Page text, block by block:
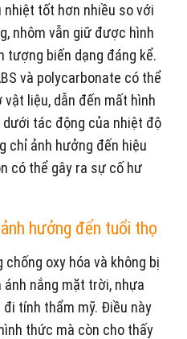
nhiệt tốt hơn nhiều so với
nhôm vẫn giữ được hình
tượng biến dạng đáng kể.
và polycarbonate có thể
liệu, dẫn đến mất hình
tác động của nhiệt độ
chỉ ảnh hưởng đến hiệu
có thể gây ra sự cố hư
hưởng đến tuổi thọ
oxy hóa và không bị
nắng mặt trời, nhựa
tính thẩm mỹ. Điều này
thức mà còn cho thấy